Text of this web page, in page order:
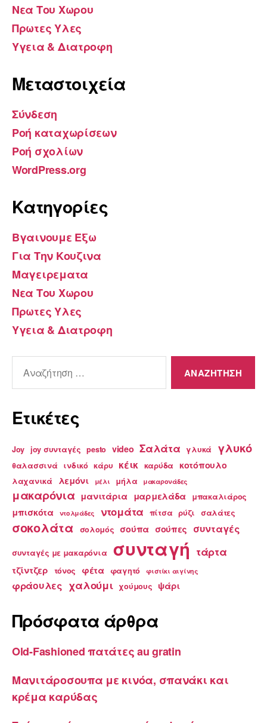
Νεα Του Χωρου
Πρωτες Υλες
Υγεια & Διατροφη
Μεταστοιχεία
Σύνδεση
Ροή καταχωρίσεων
Ροή σχολίων
WordPress.org
Kατηγορίες
Βγαινουμε Εξω
Για Την Κουζινα
Μαγειρεματα
Νεα Του Χωρου
Πρωτες Υλες
Υγεια & Διατροφη
για:
Ετικέτες
Joy joy συνταγές pesto video Σαλάτα γλυκά γλυκό
θαλασσινά ινδικό κάρυ κέικ καρύδα κοτόπουλο
λαχανικά λεμόνι μέλι μήλα μακαρονάδες
μακαρόνια μανιτάρια μαρμελάδα μπακαλιάρος
μπισκότα ντολμάδες ντομάτα πίτσα ρύζι σαλάτες
σοκολάτα σολομός σούπα σούπες συνταγές
συνταγές με μακαρόνια συνταγή τάρτα
τζίντζερ τόνος φέτα φαγητό φιστίκι αιγίνης
φράουλες χαλούμι χούμους ψάρι
Πρόσφατα άρθρα
Old-Fashioned πατάτες au gratin
Μανιτάροσουπα με κινόα, σπανάκι και
κρέμα καρύδας